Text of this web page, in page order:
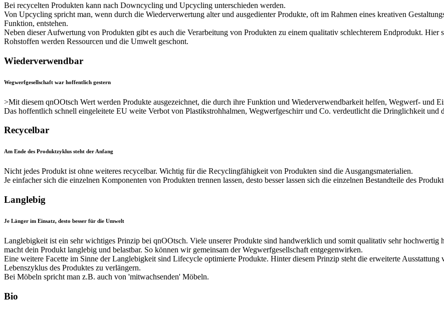
Bei recycelten Produkten kann nach Downcycling und Upcycling unterschieden werden.
Von Upcycling spricht man, wenn durch die Wiederverwertung alter und ausgedienter Produkte, oft im Rahmen eines kreativen
Funktion, entstehen.
Neben dieser Aufwertung von Produkten gibt es auch die Verarbeitung von Produkten zu einem qualitativ schlechterem Endprodukt.
Rohstoffen werden Ressourcen und die Umwelt geschont.
Wiederverwendbar
Wegwerfgesellschaft war hoffentlich gestern
>Mit diesem qnOOtsch Wert werden Produkte ausgezeichnet, die durch ihre Funktion und Wiederverwendbarkeit helfen, Wegwerf- und
Das hoffentlich schnell eingeleitete EU weite Verbot von Plastikstrohhalmen, Wegwerfgeschirr und Co. verdeutlicht die Dringlichkeit und
Recycelbar
Am Ende des Produktzyklus steht der Anfang
Nicht jedes Produkt ist ohne weiteres recycelbar. Wichtig für die Recyclingfähigkeit von Produkten sind die Ausgangsmaterialien.
Je einfacher sich die einzelnen Komponenten von Produkten trennen lassen, desto besser lassen sich die einzelnen Bestandteile des
Langlebig
Je Länger im Einsatz, desto besser für die Umwelt
Langlebigkeit ist ein sehr wichtiges Prinzip bei qnOOtsch. Viele unserer Produkte sind handwerklich und somit qualitativ sehr hochwertig
macht dein Produkt langlebig und belastbar. So können wir gemeinsam der Wegwerfgesellschaft entgegenwirken.
Eine weitere Facette im Sinne der Langlebigkeit sind Lifecycle optimierte Produkte. Hinter diesem Prinzip steht die erweiterte
Lebenszyklus des Produktes zu verlängern.
Bei Möbeln spricht man z.B. auch von 'mitwachsenden' Möbeln.
Bio